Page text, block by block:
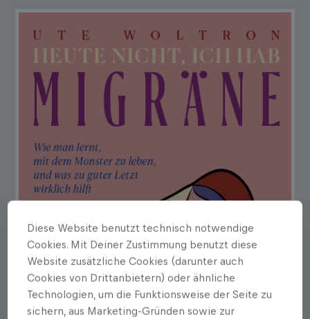
Diese Website benutzt technisch notwendige
Cookies. Mit Deiner Zustimmung benutzt diese
Website zusätzliche Cookies (darunter auch
Cookies von Drittanbietern) oder ähnliche
Technologien, um die Funktionsweise der Seite zu
sichern, aus Marketing-Gründen sowie zur